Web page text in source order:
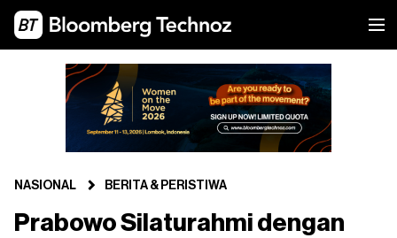
NASIONAL BERITA & PERISTIWA
Prabowo Silaturahmi dengan